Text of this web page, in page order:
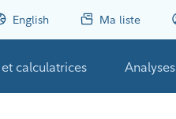
English Ma liste
calculatrices Analyses